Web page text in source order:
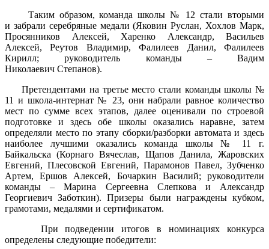
Таким образом, команда школы № 12 стали вторыми
и забрали серебряные медали (Яковин Руслан, Хохлов Марк,
Просянников Алексей, Харенко Александр, Васильев
Алексей, Реутов Владимир, Фалилеев Данил, Фалилеев
Кирилл; руководитель команды – Вадим
Николаевич Степанов).
Претендентами на третье место стали команды школы №
11 и школа-интернат № 23, они набрали равное количество
мест по сумме всех этапов, далее оценивали по строевой
подготовке и здесь обе школы оказались наравне, затем
определяли место по этапу сборки/разборки автомата и здесь
наиболее лучшими оказались команда школы № 11 г.
Байкальска (Корнаго Вячеслав, Щапов Данила, Жаровских
Евгений, Плесовской Евгений, Парамонов Павел, Зубченко
Артем, Ершов Алексей, Бочаркин Василий; руководители
команды – Марина Сергеевна Слепкова и Александр
Георгиевич Заботкин). Призеры были награждены кубком,
грамотами, медалями и сертификатом.
При подведении итогов в номинациях конкурса
определены следующие победители: